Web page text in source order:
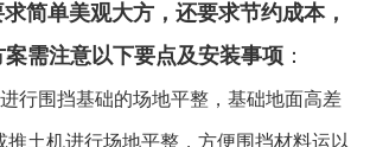
简单美观大方，还要求节约成本，
案需注意以下要点及安装事项 ：
行围挡基础的场地平整，基础地面高差
推土机进行场地平整，方便围挡材料运以